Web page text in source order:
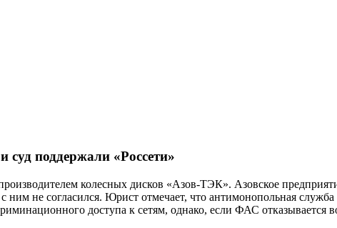
суд поддержали «Россети»
колесных дисков «Азов-ТЭК». Азовское
не согласился. Юрист отмечает, что антимонопольная служба
доступа к сетям, однако, если ФАС отказывается